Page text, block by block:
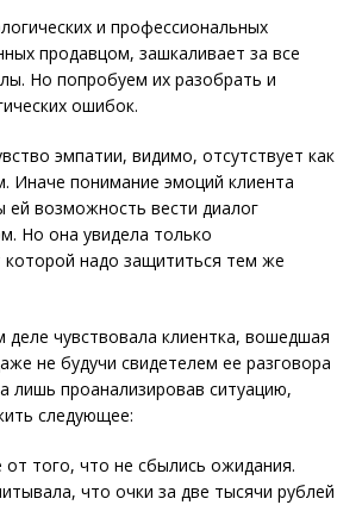
и профессиональных
продавцом, зашкаливает за все
Но попробуем их разобрать и
ошибок.
эмпатии, видимо, отсутствует как
Иначе понимание эмоций клиента
ей возможность вести диалог
Но она увидела только
которой надо защититься тем же
чувствовала клиентка, вошедшая
не будучи свидетелем ее разговора
лишь проанализировав ситуацию,
следующее:
от того, что не сбылись ожидания.
что очки за две тысячи рублей